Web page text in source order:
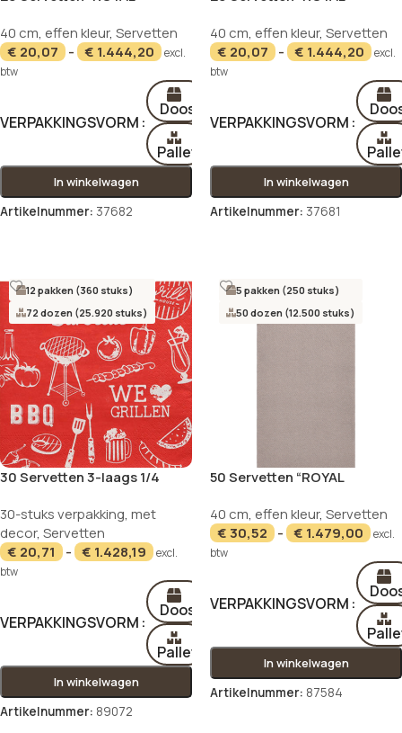
40 cm mosterdgeel
40 cm, effen kleur, Servetten
€ 20,07 - € 1.444,20
excl.
btw
VERPAKKINGSVORM
Doos
Pallet
In winkelwagen
Artikelnummer: 37682
40 cm steengrijs
40 cm, effen kleur, Servetten
€ 20,07 - € 1.444,20
excl.
btw
VERPAKKINGSVORM
In winkelwagen
Artikelnummer: 37681
12 pakken (360 stuks)
72 dozen (25.920 stuks)
30 Servetten 3-laags 1/4
Love”
30-stuks verpakking, met
decor, Servetten
€ 20,71 - € 1.428,19
excl.
btw
VERPAKKINGSVORM
Doos
Pallet
In winkelwagen
Artikelnummer: 89072
5 pakken (250 stuks)
50 dozen (12.500 stuks)
50 Servetten “ROYAL
40 cm grijs
40 cm, effen kleur, Servetten
€30,52 - € 1.479,00
excl.
btw
VERPAKKINGSVORM
In winkelwagen
Artikelnummer: 87584